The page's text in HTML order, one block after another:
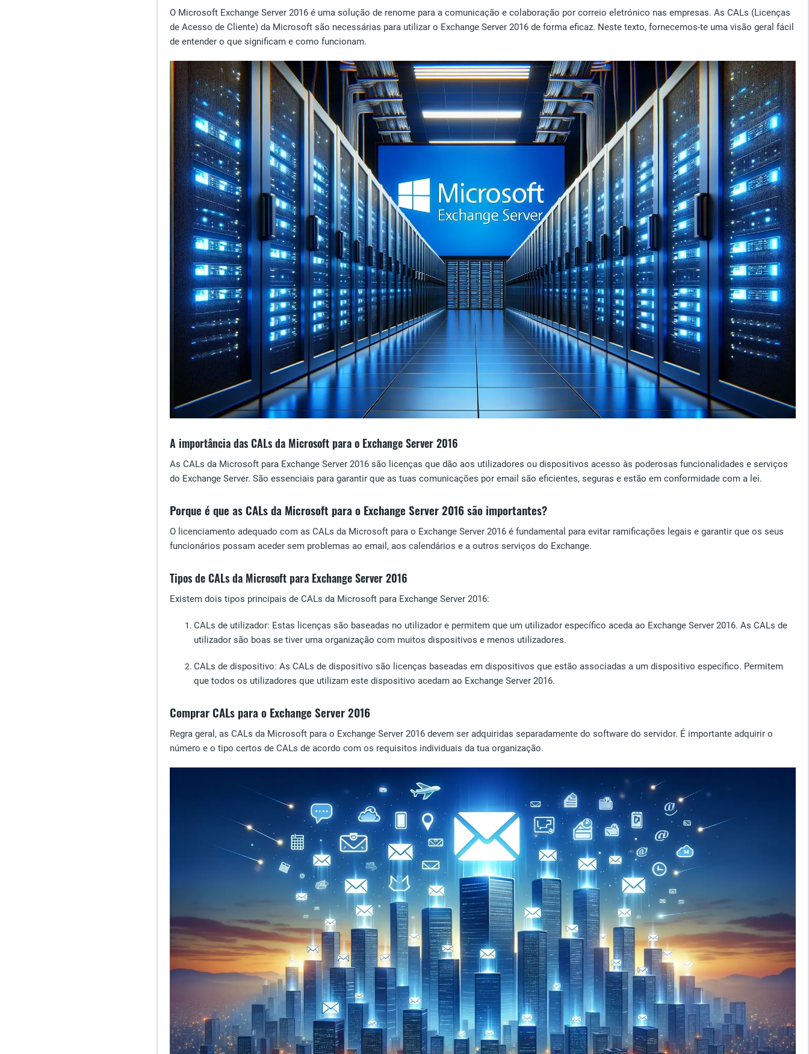
O Microsoft Exchange Server 2016 é uma solução de renome para a comunicação e colaboração por correio eletrónico nas empresas. As CALs (Licenças
de Acesso de Cliente) da Microsoft são necessárias para utilizar o Exchange Server 2016 de forma eficaz. Neste texto, fornecemos-te uma visão geral fácil
de entender o que significam e como funcionam.
A importância das CALs da Microsoft para o Exchange Server 2016
As CALs da Microsoft para Exchange Server 2016 são licenças que dão aos utilizadores ou dispositivos acesso às poderosas funcionalidades e serviços
do Exchange Server. São essenciais para garantir que as tuas comunicações por email são eficientes, seguras e estão em conformidade com a lei.
Porque é que as CALs da Microsoft para o Exchange Server 2016 são importantes?
O licenciamento adequado com as CALs da Microsoft para o Exchange Server 2016 é fundamental para evitar ramificações legais e garantir que os seus
funcionários possam aceder sem problemas ao email, aos calendários e a outros serviços do Exchange.
Tipos de CALs da Microsoft para Exchange Server 2016
Existem dois tipos principais de CALs da Microsoft para Exchange Server 2016:
CALs de utilizador: Estas licenças são baseadas no utilizador e permitem que um utilizador específico aceda ao Exchange Server 2016. As CALs de
utilizador são boas se tiver uma organização com muitos dispositivos e menos utilizadores.
CALs de dispositivo: As CALs de dispositivo são licenças baseadas em dispositivos que estão associadas a um dispositivo específico. Permitem
que todos os utilizadores que utilizam este dispositivo acedam ao Exchange Server 2016.
Comprar CALs para o Exchange Server 2016
Regra geral, as CALs da Microsoft para o Exchange Server 2016 devem ser adquiridas separadamente do software do servidor. É importante adquirir o
número e o tipo certos de CALs de acordo com os requisitos individuais da tua organização.